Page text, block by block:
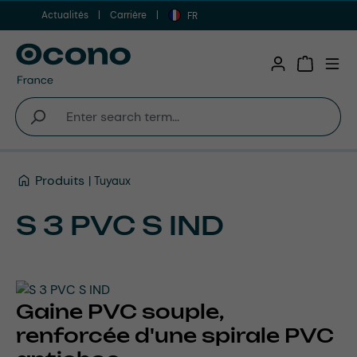
Aller au contenu principal
Actualités Carrière FR
Produits Tuyaux
S 3 PVC S IND
Gaine PVC souple,
renforcée d'une spirale PVC